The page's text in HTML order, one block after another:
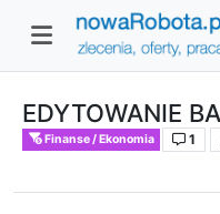
EDYTOWANIE
Finanse / Ekonomia 1